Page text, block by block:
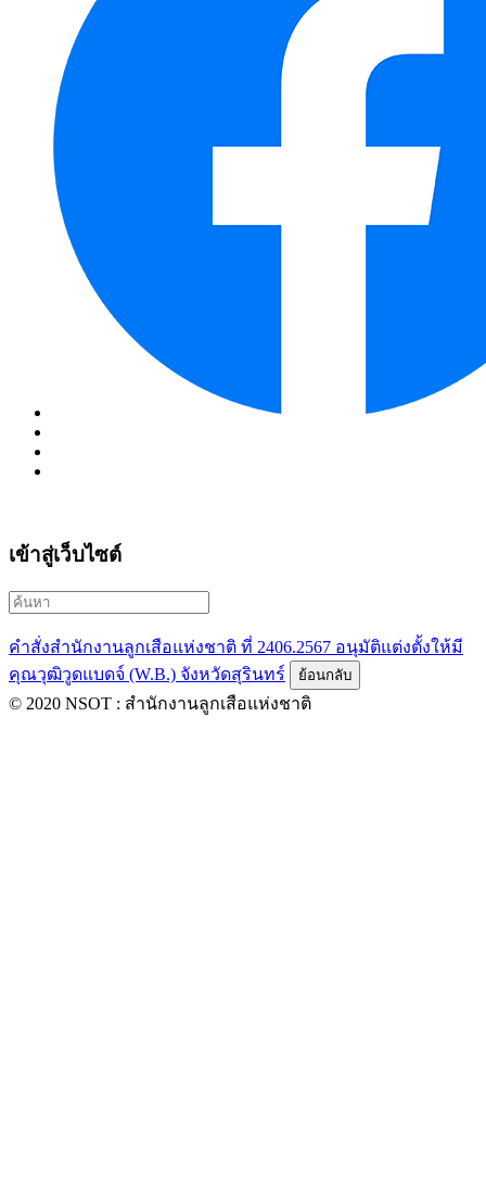
เข้าสู่เว็บไซต์
คำสั่งสำนักงานลูกเสือแห่งชาติ ที่ 2406.2567 อนุมัติแต่งตั้งให้มี
คุณวุฒิวูดแบดจ์ (W.B.) จังหวัดสุรินทร์
© 2020 NSOT : สำนักงานลูกเสือแห่งชาติ